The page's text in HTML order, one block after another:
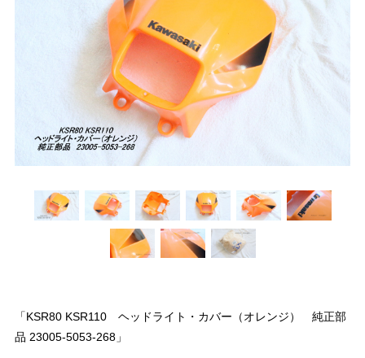
「KSR80 KSR110 ヘッドライト・カバー（オレンジ） 純正部
品 23005-5053-268」